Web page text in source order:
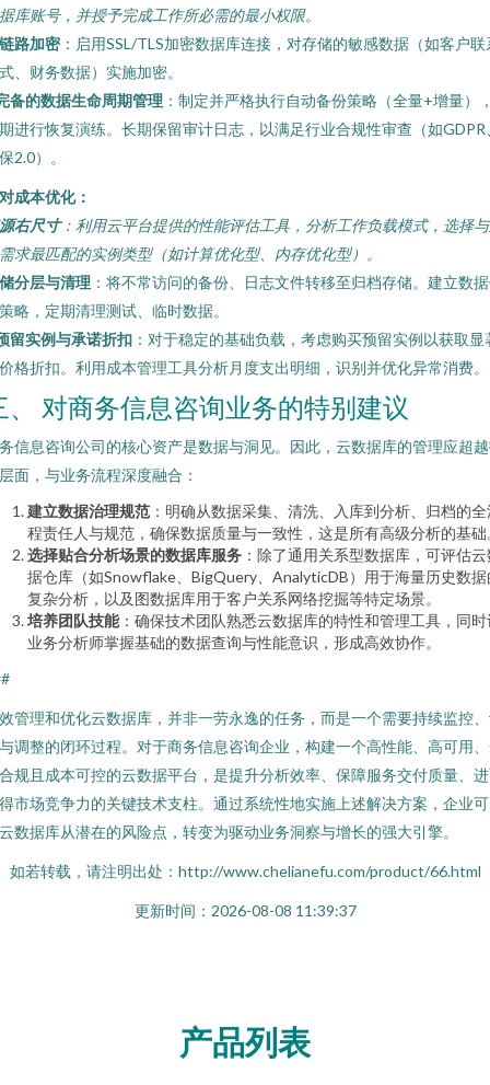
库账号，并授予完成工作所必需的最小权限。
路加密：启用SSL/TLS加密数据库连接，对存储的敏感数据（如客户联
、财务数据）实施加密。
备的数据生命周期管理 ：制定并严格执行自动备份策略（全量+增量）
进行恢复演练。长期保留审计日志，以满足行业合规性审查（如GDPR
2.0）。
成本优化：
右尺寸：利用云平台提供的性能评估工具，分析工作负载模式，选择
求最匹配的实例类型（如计算优化型、内存优化型）。
分层与清理 ：将不常访问的备份、日志文件转移至归档存储。建立数
略，定期清理测试、临时数据。
留实例与承诺折扣 ：对于稳定的基础负载，考虑购买预留实例以获取显
格折扣。利用成本管理工具分析月度支出明细，识别并优化异常消费。
、 对商务信息咨询业务的特别建议
信息咨询公司的核心资产是数据与洞见。因此，云数据库的管理应超
面，与业务流程深度融合：
建立数据治理规范 ：明确从数据采集、清洗、入库到分析、归档的
程责任人与规范，确保数据质量与一致性，这是所有高级分析的基础
选择贴合分析场景的数据库服务 ：除了通用关系型数据库，可评估
据仓库（如Snowflake、BigQuery、AnalyticDB）用于海量历史数据
复杂分析，以及图数据库用于客户关系网络挖掘等特定场景。
培养团队技能：确保技术团队熟悉云数据库的特性和管理工具，同时
业务分析师掌握基础的数据查询与性能意识，形成高效协作。
管理和优化云数据库，并非一劳永逸的任务，而是一个需要持续监控
调整的闭环过程。对于商务信息咨询企业，构建一个高性能、高可用
规且成本可控的云数据平台，是提升分析效率、保障服务交付质量、
市场竞争力的关键技术支柱。通过系统性地实施上述解决方案，企业
数据库从潜在的风险点，转变为驱动业务洞察与增长的强大引擎。
如若转载，请注明出处：http://www.chelianefu.com/product/66.html
更新时间：2026-08-08 11:39:37
产品列表